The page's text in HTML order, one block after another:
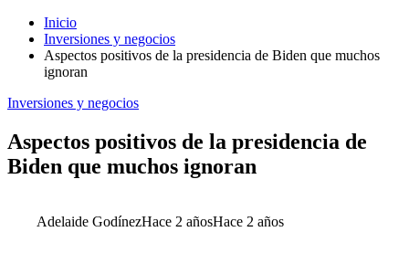
Inicio
Inversiones y negocios
Aspectos positivos de la presidencia de Biden que muchos
ignoran
Inversiones y negocios
Aspectos positivos de la presidencia de
Biden que muchos ignoran
Adelaide GodínezHace 2 añosHace 2 años